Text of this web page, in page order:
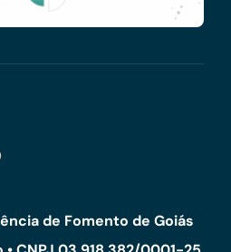
de Fomento de Goiás